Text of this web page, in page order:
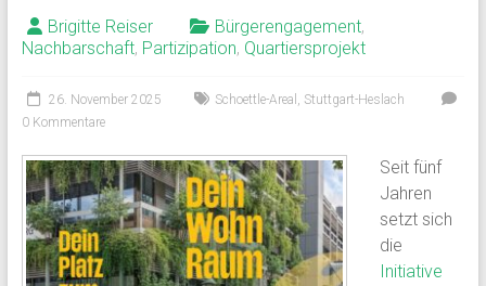
Brigitte Reiser Bürgerengagement,
Nachbarschaft, Partizipation, Quartiersprojekt
26. November 2025 Schoettle-Areal , Stuttgart-Heslach
0 Kommentare
Seit fünf
Jahren
setzt sich
die
Initiative